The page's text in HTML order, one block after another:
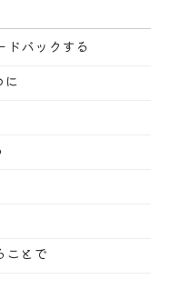
ドバックする
に
ことで